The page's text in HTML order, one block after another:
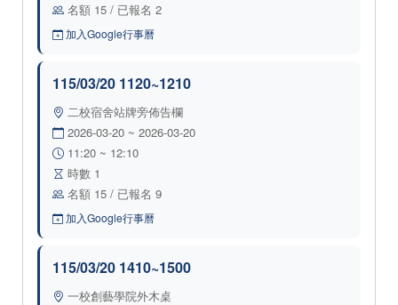
名額 15 / 已報名 2
加入Google行事曆
115/03/20 1120~1210
二校宿舍站牌旁佈告欄
2026-03-20 ~ 2026-03-20
11:20 ~ 12:10
時數 1
名額 15 / 已報名 9
加入Google行事曆
115/03/20 1410~1500
一校創藝學院外木桌